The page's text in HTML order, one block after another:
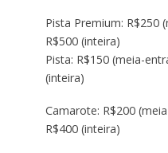
Pista Premium: R$250
R$500 (inteira)
Pista: R$150 (meia-
(inteira)
Camarote: R$200
R$400 (inteira)